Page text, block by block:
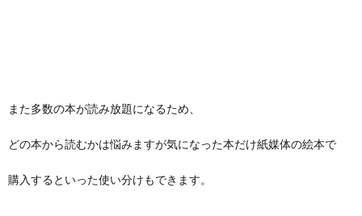
また多数の本が読み放題になるため、
どの本から読むかは悩みますが気になった本だけ紙媒体の絵本で
購入するといった使い分けもできます。